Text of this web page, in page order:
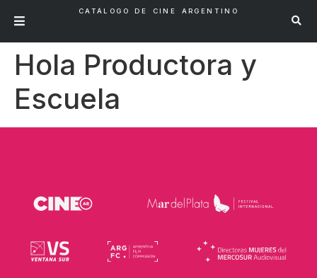
CATÁLOGO DE CINE ARGENTINO
Hola Productora y
Escuela